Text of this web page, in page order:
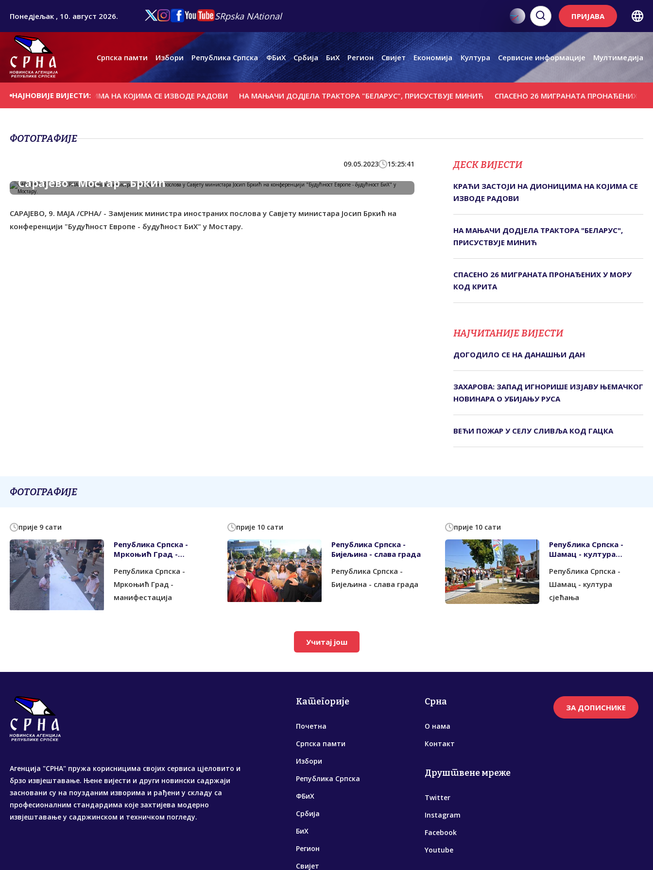
Понедјељак , 10. август 2026. SRpska NAtional ПРИЈАВА
Српска памти Избори Република Српска ФБиХ Србија БиХ Регион Свијет Економија Култура Сервисне информације Мултимедија
НАЈНОВИЈЕ ВИЈЕСТИ:
НА ДИОНИЦИМА НА КОЈИМА СЕ ИЗВОДЕ РАДОВИ НА МАЊАЧИ ДОДЈЕЛА ТРАКТОРА "БЕЛАРУС", ПРИСУСТВУЈЕ МИНИЋ СПАСЕНО 26 МИГРАНАТА ПРОНАЂЕНИХ У
ФОТОГРАФИЈЕ
09.05.2023 15:25:41
Сарајево - Мостар - Бркић
САРАЈЕВО, 9. МАЈА /СРНА/ - Замјеник министра иностраних послова у Савјету министара Јосип Бркић на
ДЕСК ВИЈЕСТИ
КРАЋИ ЗАСТОЈИ НА ДИОНИЦИМА НА КОЈИМА СЕ
ИЗВОДЕ РАДОВИ
НА МАЊАЧИ ДОДЈЕЛА ТРАКТОРА "БЕЛАРУС",
ПРИСУСТВУЈЕ МИНИЋ
СПАСЕНО 26 МИГРАНАТА ПРОНАЂЕНИХ У МОРУ
КОД КРИТА
НАЈЧИТАНИЈЕ ВИЈЕСТИ
ДОГОДИЛО СЕ НА ДАНАШЊИ ДАН
ЗАХАРОВА: ЗАПАД ИГНОРИШЕ ИЗЈАВУ ЊЕМАЧКОГ
НОВИНАРА О УБИЈАЊУ РУСА
ВЕЋИ ПОЖАР У СЕЛУ СЛИВЉА КОД ГАЦКА
ФОТОГРАФИЈЕ
прије 9 сати
Република Српска -
Мркоњић Град -
Република Српска -
Мркоњић Град -
манифестација
прије 10 сати
Република Српска -
Бијељина - слава града
Република Српска -
Бијељина - слава града
прије 10 сати
Република Српска -
Шамац - култура
Република Српска -
Шамац - култура
сјећања
Учитај још
Агенција "СРНА" пружа корисницима својих сервиса цјеловито и
брзо извјештавање. Њене вијести и други новински садржаји
засновани су на поузданим изворима и рађени у складу са
професионалним стандардима које захтијева модерно
извјештавање у садржинском и техничком погледу.
Категорије
Почетна
Српска памти
Избори
Република Српска
ФБиХ
Србија
БиХ
Регион
Свијет
Срна
О нама
Контакт
Друштвене мреже
Twitter
Instagram
Facebook
Youtube
ЗА ДОПИСНИКЕ